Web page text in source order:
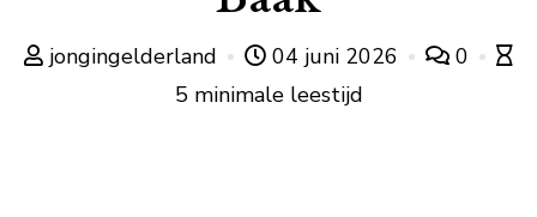
jongingelderland 04 juni 2026
0
5 minimale leestijd